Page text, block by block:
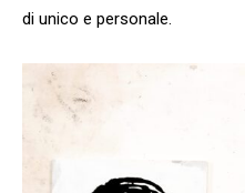
di unico e personale.